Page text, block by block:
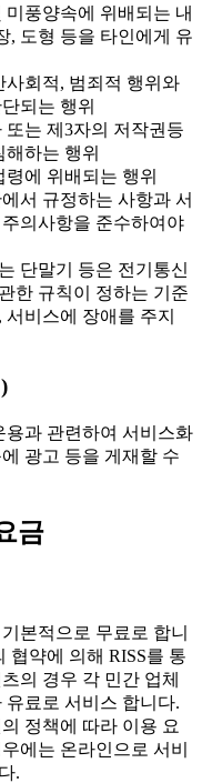
미풍양속에 위배되는 내
, 도형 등을 타인에게 유
사회적, 범죄적 행위와
되는 행위
또는 제3자의 저작권등
하는 행위
령에 위배되는 행위
서 규정하는 사항과 서
의사항을 준수하여야
단말기 등은 전기통신
한 규칙이 정하는 기준
비스에 장애를 주지
용과 관련하여 서비스화
광고 등을 게재할 수
금
본적으로 무료로 합니
협약에 의해 RISS를 통
의 경우 각 민간 업체
유료로 서비스 합니다.
정책에 따라 이용 요
에는 온라인으로 서비
.